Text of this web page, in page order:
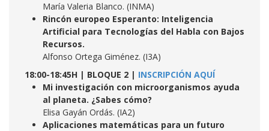
María Valeria Blanco. (INMA)
Rincón europeo Esperanto: Inteligencia
Artificial para Tecnologías del Habla con Bajos
Recursos.
Alfonso Ortega Giménez. (I3A)
18:00-18:45H | BLOQUE 2 | INSCRIPCIÓN AQUÍ
Mi investigación con microorganismos ayuda
al planeta. ¿Sabes cómo?
Elisa Gayán Ordás. (IA2)
Aplicaciones matemáticas para un futuro